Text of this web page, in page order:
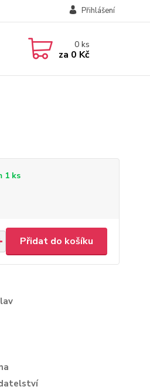
Přihlášení
0ks
za 0 Kč
1 ks
Přidat do košíku